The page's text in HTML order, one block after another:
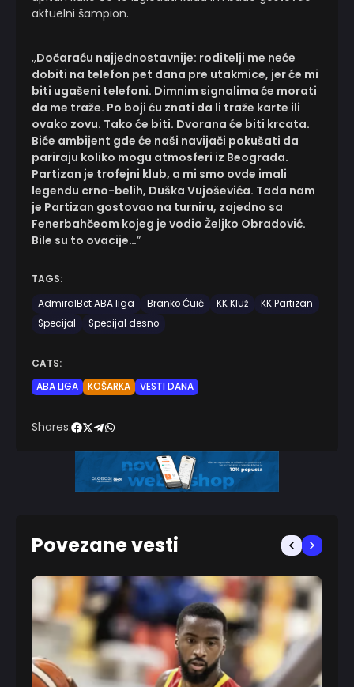
aktuelni šampion.
,,Dočaraću najjednostavnije: roditelji me neće
dobiti na telefon pet dana pre utakmice, jer će mi
biti ugašeni telefoni. Dimnim signalima će morati
da me traže. Po boji ću znati da li traže karte ili
ovako zovu. Tako će biti. Dvorana će biti krcata.
Biće ambijent gde će naši navijači pokušati da
pariraju koliko mogu atmosferi iz Beograda.
Partizan je trofejni klub, a mi smo ovde imali
legendu crno-belih, Duška Vujoševića. Tada nam
je Partizan gostovao na turniru, zajedno sa
Fenerbahčeom kojeg je vodio Željko Obradović.
Bile su to ovacije…”
TAGS:
AdmiralBet ABA liga
Branko Ćuić KK Kluž
KK Partizan
Specijal
Specijal desno
CATS:
ABA LIGA
KOŠARKA VESTI DANA
Shares:
Povezane vesti